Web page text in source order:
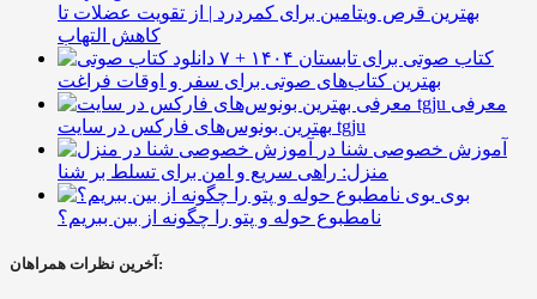
بهترین قرص ویتامین برای کمردرد | از تقویت عضلات تا
کاهش التهاب
۷ کتاب صوتی برای تابستان ۱۴۰۴ +
بهترین کتاب‌های صوتی برای سفر و اوقات فراغت
معرفی
بهترین بونوس‌های فارکس در سایت tgju
آموزش خصوصی شنا در
منزل: راهی سریع و امن برای تسلط بر شنا
بوی
نامطبوع حوله و پتو را چگونه از بین ببریم؟
آخرین نظرات همراهان: